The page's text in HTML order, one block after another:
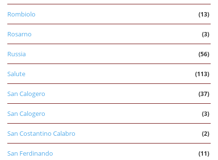
Rombiolo (13)
Rosarno (3)
Russia (56)
Salute (113)
San Calogero (37)
San Calogero (3)
San Costantino Calabro (2)
San Ferdinando (11)